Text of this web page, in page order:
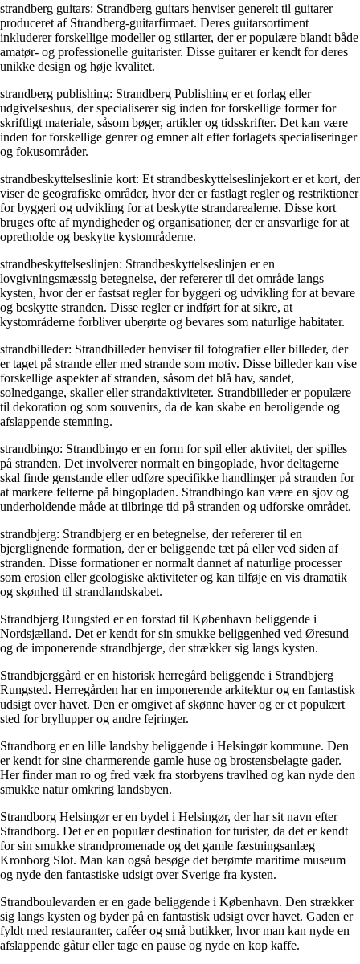
strandberg guitars: Strandberg guitars henviser generelt til guitarer
produceret af Strandberg-guitarfirmaet. Deres guitarsortiment
inkluderer forskellige modeller og stilarter, der er populære blandt både
amatør- og professionelle guitarister. Disse guitarer er kendt for deres
unikke design og høje kvalitet.
strandberg publishing: Strandberg Publishing er et forlag eller
udgivelseshus, der specialiserer sig inden for forskellige former for
skriftligt materiale, såsom bøger, artikler og tidsskrifter. Det kan være
inden for forskellige genrer og emner alt efter forlagets specialiseringer
og fokusområder.
strandbeskyttelseslinie kort: Et strandbeskyttelseslinjekort er et kort, der
viser de geografiske områder, hvor der er fastlagt regler og restriktioner
for byggeri og udvikling for at beskytte strandarealerne. Disse kort
bruges ofte af myndigheder og organisationer, der er ansvarlige for at
opretholde og beskytte kystområderne.
strandbeskyttelseslinjen: Strandbeskyttelseslinjen er en
lovgivningsmæssig betegnelse, der refererer til det område langs
kysten, hvor der er fastsat regler for byggeri og udvikling for at bevare
og beskytte stranden. Disse regler er indført for at sikre, at
kystområderne forbliver uberørte og bevares som naturlige habitater.
strandbilleder: Strandbilleder henviser til fotografier eller billeder, der
er taget på strande eller med strande som motiv. Disse billeder kan vise
forskellige aspekter af stranden, såsom det blå hav, sandet,
solnedgange, skaller eller strandaktiviteter. Strandbilleder er populære
til dekoration og som souvenirs, da de kan skabe en beroligende og
afslappende stemning.
strandbingo: Strandbingo er en form for spil eller aktivitet, der spilles
på stranden. Det involverer normalt en bingoplade, hvor deltagerne
skal finde genstande eller udføre specifikke handlinger på stranden for
at markere felterne på bingopladen. Strandbingo kan være en sjov og
underholdende måde at tilbringe tid på stranden og udforske området.
strandbjerg: Strandbjerg er en betegnelse, der refererer til en
bjerglignende formation, der er beliggende tæt på eller ved siden af
stranden. Disse formationer er normalt dannet af naturlige processer
som erosion eller geologiske aktiviteter og kan tilføje en vis dramatik
og skønhed til strandlandskabet.
Strandbjerg Rungsted er en forstad til København beliggende i
Nordsjælland. Det er kendt for sin smukke beliggenhed ved Øresund
og de imponerende strandbjerge, der strækker sig langs kysten.
Strandbjerggård er en historisk herregård beliggende i Strandbjerg
Rungsted. Herregården har en imponerende arkitektur og en fantastisk
udsigt over havet. Den er omgivet af skønne haver og er et populært
sted for bryllupper og andre fejringer.
Strandborg er en lille landsby beliggende i Helsingør kommune. Den
er kendt for sine charmerende gamle huse og brostensbelagte gader.
Her finder man ro og fred væk fra storbyens travlhed og kan nyde den
smukke natur omkring landsbyen.
Strandborg Helsingør er en bydel i Helsingør, der har sit navn efter
Strandborg. Det er en populær destination for turister, da det er kendt
for sin smukke strandpromenade og det gamle fæstningsanlæg
Kronborg Slot. Man kan også besøge det berømte maritime museum
og nyde den fantastiske udsigt over Sverige fra kysten.
Strandboulevarden er en gade beliggende i København. Den strækker
sig langs kysten og byder på en fantastisk udsigt over havet. Gaden er
fyldt med restauranter, caféer og små butikker, hvor man kan nyde en
afslappende gåtur eller tage en pause og nyde en kop kaffe.